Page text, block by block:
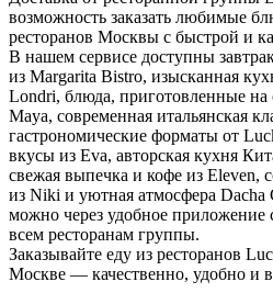
возможность заказать любимые
ресторанов Москвы с быстрой и
В нашем сервисе доступны
из Margarita Bistro, изысканная
Londri, блюда, приготовленные на
Maya, современная итальянская
гастрономические форматы от
вкусы из Eva, авторская кухня
свежая выпечка и кофе из Eleven,
из Niki и уютная атмосфера Dacha
можно через удобное приложение
всем ресторанам группы.
Заказывайте еду из ресторанов
Москве — качественно, удобно и